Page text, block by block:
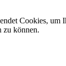
Cookies, um
zu können.